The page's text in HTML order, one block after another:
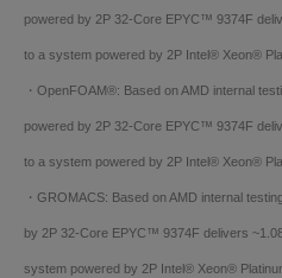
powered by 2P 32-Core EPYC™ 9374F
to a system powered by 2P Intel® Xeon®
・OpenFOAM®: Based on AMD internal
powered by 2P 32-Core EPYC™ 9374F
to a system powered by 2P Intel® Xeon®
・GROMACS: Based on AMD internal
by 2P 32-Core EPYC™ 9374F delivers
system powered by 2P Intel® Xeon®